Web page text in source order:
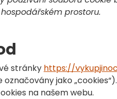
prostoru.
stránky https://
označovány jako
na našem webu.